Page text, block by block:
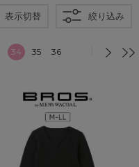
表示切替 絞り込み
34 35 36